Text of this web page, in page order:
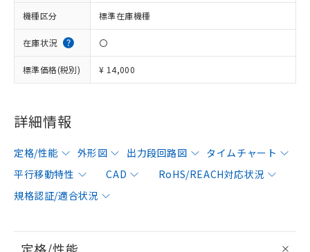
機種区分 標準在庫機種
在庫状況 〇
標準価格(税別) ¥ 14,000
詳細情報
定格/性能 外形図 出力段回路図
タイムチャート
平行移動特性
CAD
RoHS/REACH対応状況
規格認証/適合状況